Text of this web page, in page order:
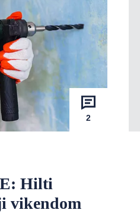
2
Hilti
vikendom